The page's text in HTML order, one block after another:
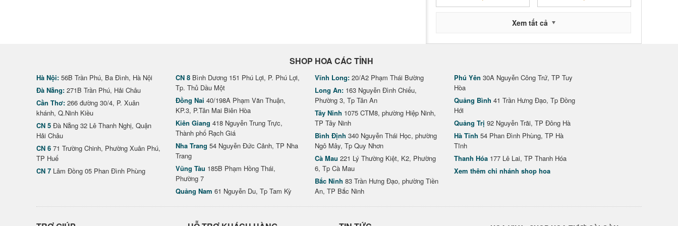
Xem tất cả
SHOP HOA CÁC TỈNH
Hà Nội: 56B Trần Phú, Ba Đình, Hà Nội
Đà Nẵng: 271B Trần Phú, Hải Châu
Cần Thơ: 266 đường 30/4, P. Xuân
khánh, Q.Ninh Kiều
CN 5 Đà Nẵng 32 Lê Thanh Nghị, Quận
Hải Châu
CN 6 71 Trường Chinh, Phường Xuân Phú,
TP Huế
CN 7 Lâm Đồng 05 Phan Đình Phùng
CN 8 Bình Dương 151 Phú Lợi, P. Phú Lợi,
Tp. Thủ Dầu Một
Đồng Nai 40/198A Phạm Văn Thuận,
KP.3, P.Tân Mai Biên Hòa
Kiên Giang 418 Nguyễn Trung Trực,
Thành phố Rạch Giá
Nha Trang 54 Nguyễn Đức Cảnh, TP Nha
Trang
Vũng Tàu 185B Phạm Hồng Thái,
Phường 7
Quảng Nam 61 Nguyễn Du, Tp Tam Kỳ
Vĩnh Long: 20/A2 Phạm Thái Bường
Long An: 163 Nguyễn Đình Chiểu,
Phường 3, Tp Tân An
Tây Ninh 1075 CTM8, phường Hiệp Ninh,
TP Tây Ninh
Bình Định 340 Nguyễn Thái Học, phường
Ngô Mây, Tp Quy Nhơn
Cà Mau 221 Lý Thường Kiệt, K2, Phường
6, Tp Cà Mau
Bắc Ninh 83 Trần Hưng Đạo, phường Tiền
An, TP Bắc Ninh
Phú Yên 30A Nguyễn Công Trứ, TP Tuy
Hòa
Quảng Bình 41 Trần Hưng Đạo, Tp Đồng
Hới
Quảng Trị 92 Nguyễn Trãi, TP Đông Hà
Hà Tĩnh 54 Phan Đình Phùng, TP Hà
Tĩnh
Thanh Hóa 177 Lê Lai, TP Thanh Hóa
Xem thêm chi nhánh shop hoa